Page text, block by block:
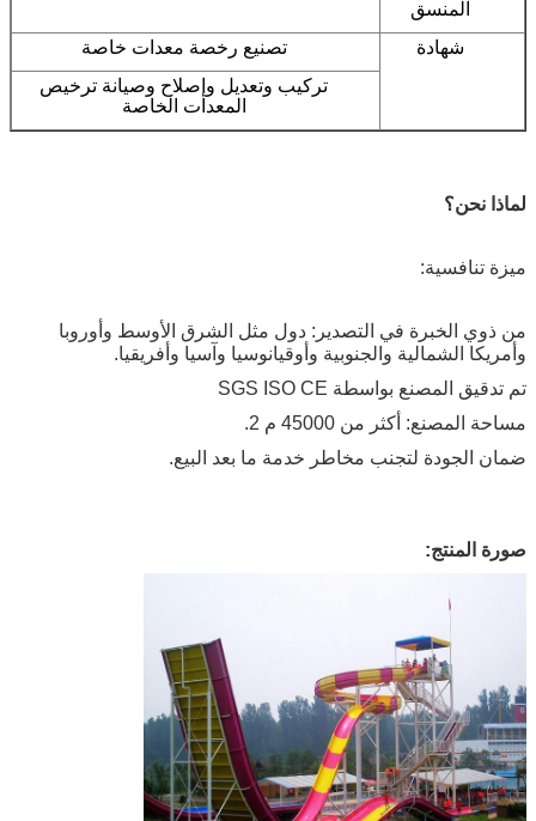
المنسق
شهادة
تصنيع رخصة معدات خاصة
تركيب وتعديل وإصلاح وصيانة ترخيص
المعدات الخاصة
لماذا نحن؟
ميزة تنافسية:
من ذوي الخبرة في التصدير: دول مثل الشرق الأوسط وأوروبا
وأمريكا الشمالية والجنوبية وأوقيانوسيا وآسيا وأفريقيا.
تم تدقيق المصنع بواسطة SGS ISO CE
مساحة المصنع: أكثر من 45000 م 2.
ضمان الجودة لتجنب مخاطر خدمة ما بعد البيع.
صورة المنتج: